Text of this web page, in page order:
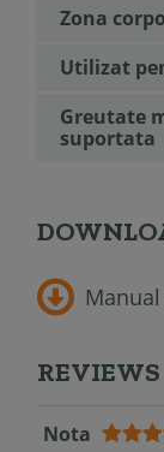
Zona
Utilizat
Greutate
suportata
REVIEWS
Nota